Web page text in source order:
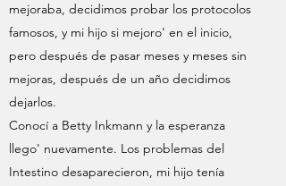
mejoraba, decidimos probar los protocolos
famosos, y mi hijo si mejoro' en el inicio,
pero después de pasar meses y meses sin
mejoras, después de un año decidimos
dejarlos.
Conocí a Betty Inkmann y la esperanza
llego' nuevamente. Los problemas del
Intestino desaparecieron, mi hijo tenía